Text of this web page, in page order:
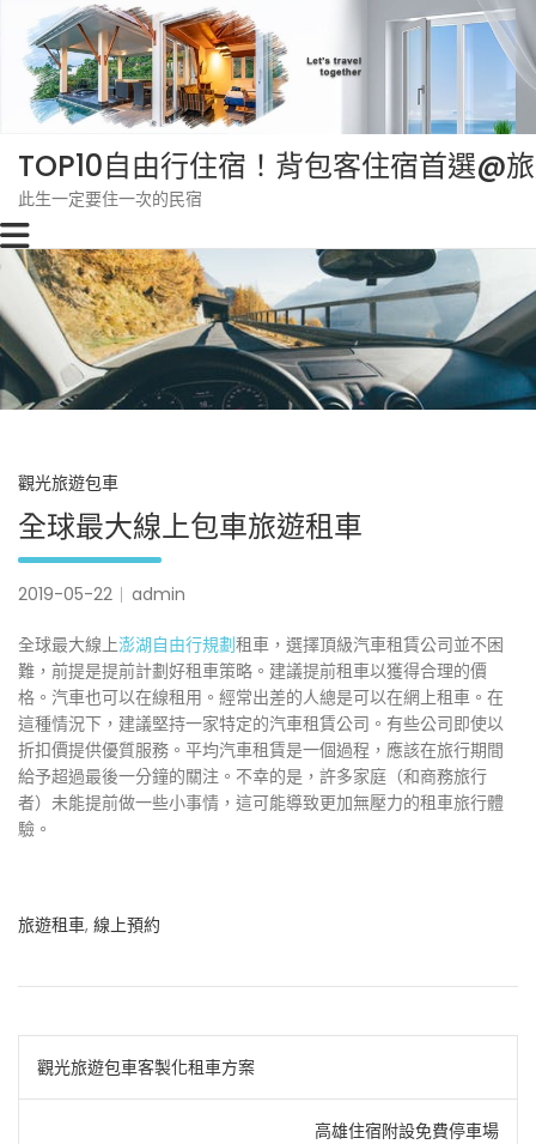
content
TOP10自由行住宿！背包客住宿首選@
此生一定要住一次的民宿
觀光旅遊包車
全球最大線上包車旅遊租車
2019-05-22 admin
全球最大線上澎湖自由行規劃租車，選擇頂級汽車租賃公司並不困
難，前提是提前計劃好租車策略。建議提前租車以獲得合理的價
格。汽車也可以在線租用。經常出差的人總是可以在網上租車。在
這種情況下，建議堅持一家特定的汽車租賃公司。有些公司即使以
折扣價提供優質服務。平均汽車租賃是一個過程，應該在旅行期間
給予超過最後一分鐘的關注。不幸的是，許多家庭（和商務旅行
者）未能提前做一些小事情，這可能導致更加無壓力的租車旅行體
驗。
旅遊租車, 線上預約
文
章
觀光旅遊包車客製化租車方案
高雄住宿附設免費停車場